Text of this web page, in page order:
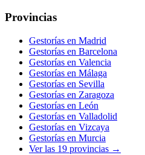
Provincias
Gestorías en Madrid
Gestorías en Barcelona
Gestorías en Valencia
Gestorías en Málaga
Gestorías en Sevilla
Gestorías en Zaragoza
Gestorías en León
Gestorías en Valladolid
Gestorías en Vizcaya
Gestorías en Murcia
Ver las 19 provincias →